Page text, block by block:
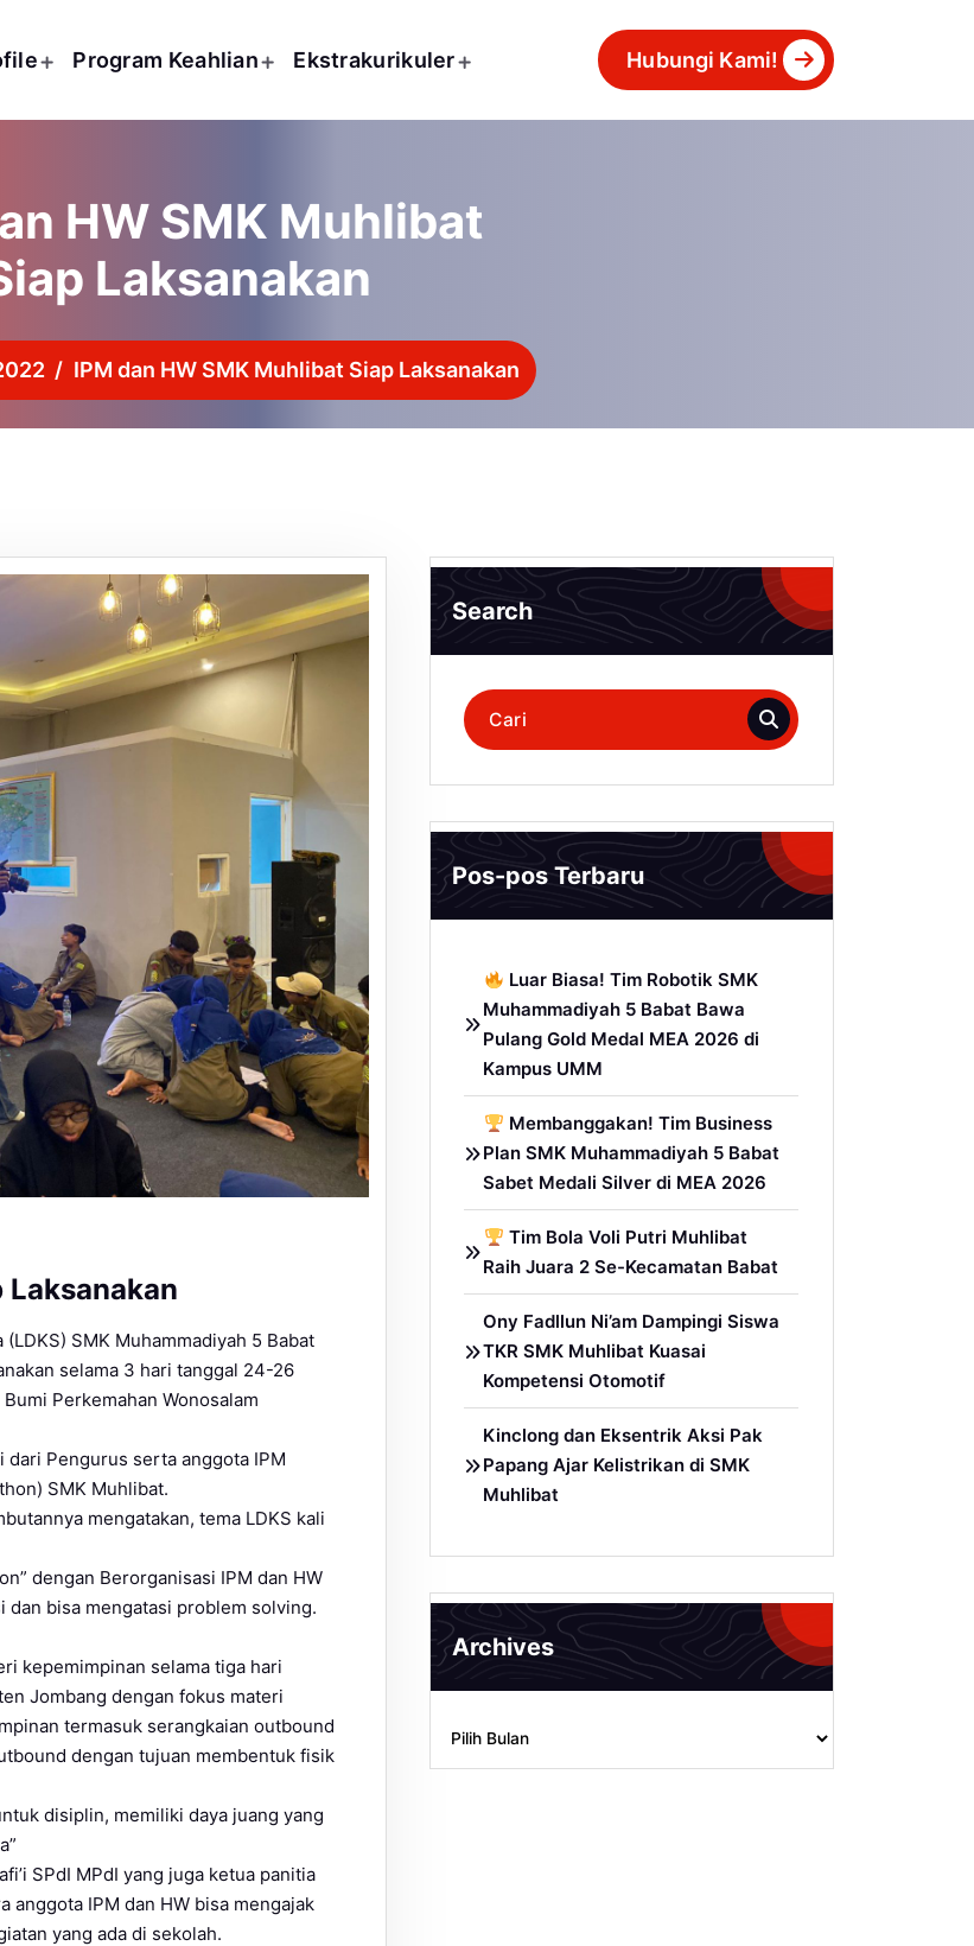
Program Keahlian Ekstrakurikuler Hubungi Kami!
HW SMK Muhlibat
Laksanakan
/ IPM dan HW SMK Muhlibat Siap Laksanakan
Laksanakan
SMK Muhammadiyah 5 Babat
selama 3 hari tanggal 24-26
Perkemahan Wonosalam
Pengurus serta anggota IPM
SMK Muhlibat.
mengatakan, tema LDKS kali
dengan Berorganisasi IPM dan HW
dan bisa mengatasi problem solving.
kepemimpinan selama tiga hari
Jombang dengan fokus materi
termasuk serangkaian outbound
dengan tujuan membentuk fisik
disiplin, memiliki daya juang yang
SPdI MPdI yang juga ketua panitia
anggota IPM dan HW bisa mengajak
yang ada di sekolah.
Search
Pencarian
untuk:
Pos-pos Terbaru
Luar Biasa! Tim Robotik SMK
Muhammadiyah 5 Babat Bawa
Pulang Gold Medal MEA 2026 di
Kampus UMM
Membanggakan! Tim Business
Plan SMK Muhammadiyah 5 Babat
Sabet Medali Silver di MEA 2026
Tim Bola Voli Putri Muhlibat
Raih Juara 2 Se-Kecamatan Babat
Ony Fadllun Ni’am Dampingi Siswa
TKR SMK Muhlibat Kuasai
Kompetensi Otomotif
Kinclong dan Eksentrik Aksi Pak
Papang Ajar Kelistrikan di SMK
Muhlibat
Archives